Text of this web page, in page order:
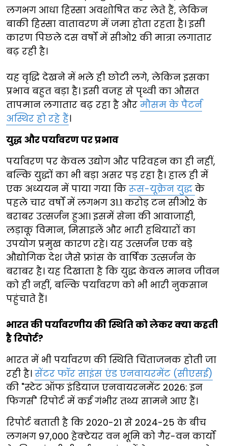
लगभग आधा हिस्सा अवशोषित कर लेते हैं, लेकिन
बाकी हिस्सा वातावरण में जमा होता रहता है। इसी
कारण पिछले दस वर्षों में सीओ2 की मात्रा लगातार
बढ़ रही है।
यह वृद्धि देखने में भले ही छोटी लगे, लेकिन इसका
प्रभाव बहुत बड़ा है। इसी वजह से पृथ्वी का औसत
तापमान लगातार बढ़ रहा है और मौसम के पैटर्न
अस्थिर हो रहे हैं।
युद्ध और पर्यावरण पर प्रभाव
पर्यावरण पर केवल उद्योग और परिवहन का ही नहीं,
बल्कि युद्धों का भी बड़ा असर पड़ रहा है। हाल ही में
एक अध्ययन में पाया गया कि रूस-यूक्रेन युद्ध के
पहले चार वर्षों में लगभग 31.1 करोड़ टन सीओ2 के
बराबर उत्सर्जन हुआ। इसमें सेना की आवाजाही,
लड़ाकू विमान, मिसाइलें और भारी हथियारों का
उपयोग प्रमुख कारण रहे। यह उत्सर्जन एक बड़े
औद्योगिक देश जैसे फ्रांस के वार्षिक उत्सर्जन के
बराबर है। यह दिखाता है कि युद्ध केवल मानव जीवन
को ही नहीं, बल्कि पर्यावरण को भी भारी नुकसान
पहुंचाते हैं।
भारत की पर्यावरणीय की स्थिति को लेकर क्या कहती
है रिपोर्ट?
भारत में भी पर्यावरण की स्थिति चिंताजनक होती जा
रही है। सेंटर फॉर साइंस एंड एनवायरमेंट (सीएसई)
की "स्टेट ऑफ इंडियाज एनवायरनमेंट 2026: इन
फिगर्स" रिपोर्ट में कई गंभीर तथ्य सामने आए हैं।
रिपोर्ट बताती है कि 2020-21 से 2024-25 के बीच
लगभग 97,000 हेक्टेयर वन भूमि को गैर-वन कार्यों